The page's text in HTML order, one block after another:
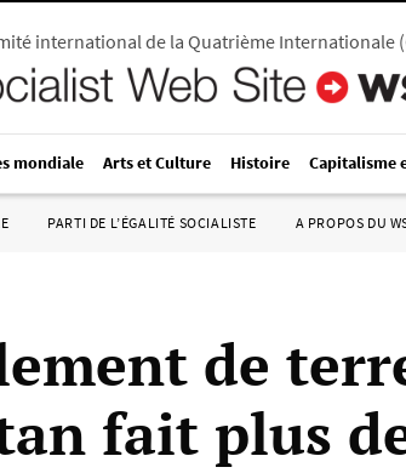
international de la Quatrième Internationale(
mondiale Arts et Culture Histoire Capitalisme
PARTI DE L’ÉGALITÉ SOCIALISTE A PROPOS DU
de
fait plus